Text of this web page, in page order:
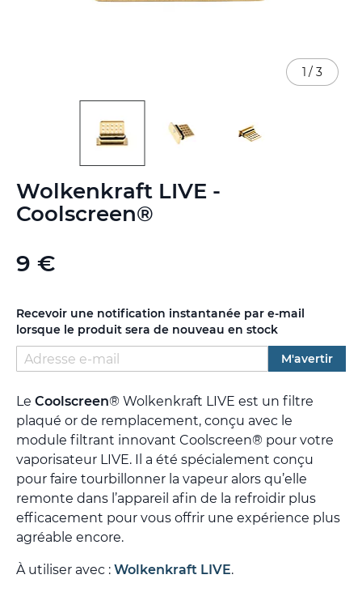
Wolkenkraft LIVE -
Coolscreen®
9 €
Recevoir une notification instantanée par e-mail
lorsque le produit sera de nouveau en stock
M'avertir
Le Coolscreen® Wolkenkraft LIVE est un filtre
plaqué or de remplacement, conçu avec le
module filtrant innovant Coolscreen® pour votre
vaporisateur LIVE. Il a été spécialement conçu
pour faire tourbillonner la vapeur alors qu’elle
remonte dans l’appareil afin de la refroidir plus
efficacement pour vous offrir une expérience plus
agréable encore.
À utiliser avec : Wolkenkraft LIVE.
1 / 3
to
the
beginning
the
images